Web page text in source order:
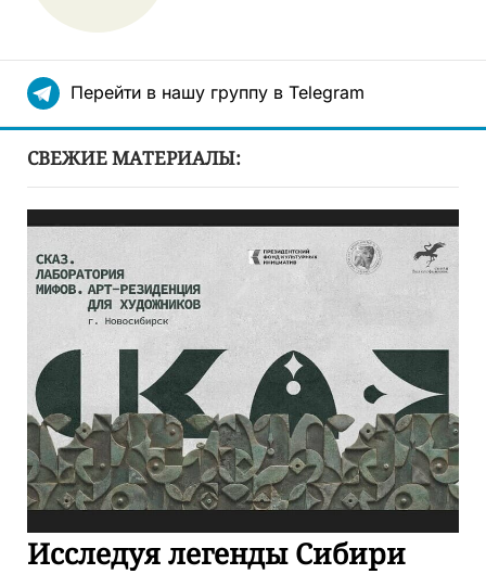
Перейти в нашу группу в Telegram
СВЕЖИЕ МАТЕРИАЛЫ:
Исследуя легенды Сибири